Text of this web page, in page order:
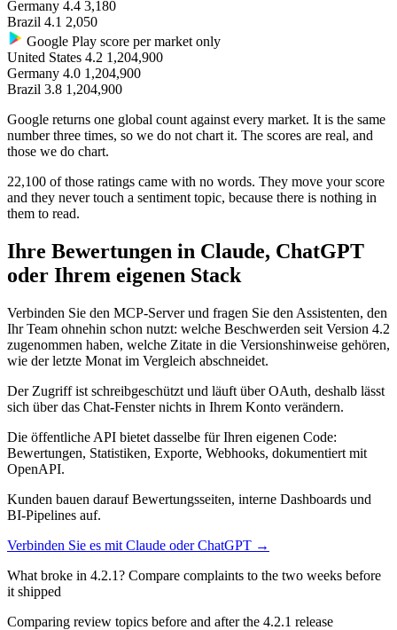
Germany 4.4 3,180
Brazil 4.1 2,050
Google Play score per market only
United States 4.2 1,204,900
Germany 4.0 1,204,900
Brazil 3.8 1,204,900
Google returns one global count against every market. It is the same
number three times, so we do not chart it. The scores are real, and
those we do chart.
22,100 of those ratings came with no words. They move your score
and they never touch a sentiment topic, because there is nothing in
them to read.
Ihre Bewertungen in Claude, ChatGPT
oder Ihrem eigenen Stack
Verbinden Sie den MCP-Server und fragen Sie den Assistenten, den
Ihr Team ohnehin schon nutzt: welche Beschwerden seit Version 4.2
zugenommen haben, welche Zitate in die Versionshinweise gehören,
wie der letzte Monat im Vergleich abschneidet.
Der Zugriff ist schreibgeschützt und läuft über OAuth, deshalb lässt
sich über das Chat-Fenster nichts in Ihrem Konto verändern.
Die öffentliche API bietet dasselbe für Ihren eigenen Code:
Bewertungen, Statistiken, Exporte, Webhooks, dokumentiert mit
OpenAPI.
Kunden bauen darauf Bewertungsseiten, interne Dashboards und
BI-Pipelines auf.
Verbinden Sie es mit Claude oder ChatGPT →
What broke in 4.2.1? Compare complaints to the two weeks before
it shipped
Comparing review topics before and after the 4.2.1 release